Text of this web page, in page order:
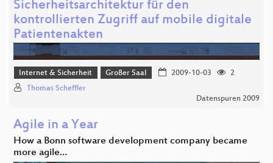
Sicherheitsarchitektur für den
kontrollierten Zugriff auf mobile digitale
Patientenakten
Internet & Sicherheit Großer Saal 2009-10-03
2
Thomas Scheffler
Datenspuren 2009
Agile in a Year
How a Bonn software development company became
more agile…